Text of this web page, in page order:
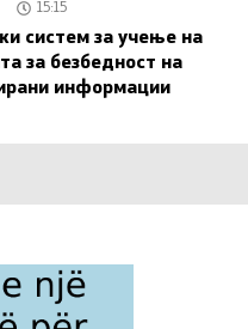
15:15
систем за учење на
за безбедност на
информации